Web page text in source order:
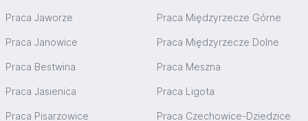
Praca Jaworze Praca Międzyrzecze Górne
Praca Janowice Praca Międzyrzecze Dolne
Praca Bestwina Praca Meszna
Praca Jasienica Praca Ligota
Praca Pisarzowice Praca Czechowice-Dziedzice